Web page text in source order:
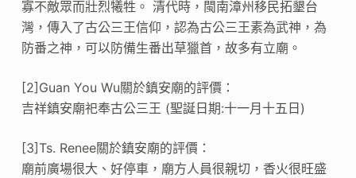
寡不敵眾而壯烈犧牲。 清代時，閩南漳州移民拓墾台
灣，傳入了古公三王信仰，認為古公三王素為武神，為
防番之神，可以防備生番出草獵首，故多有立廟。
[2]Guan You Wu關於鎮安廟的評價：
吉祥鎮安廟祀奉古公三王 (聖誕日期:十一月十五日)
[3]Ts. Renee關於鎮安廟的評價：
廟前廣場很大、好停車，廟方人員很親切，香火很旺盛